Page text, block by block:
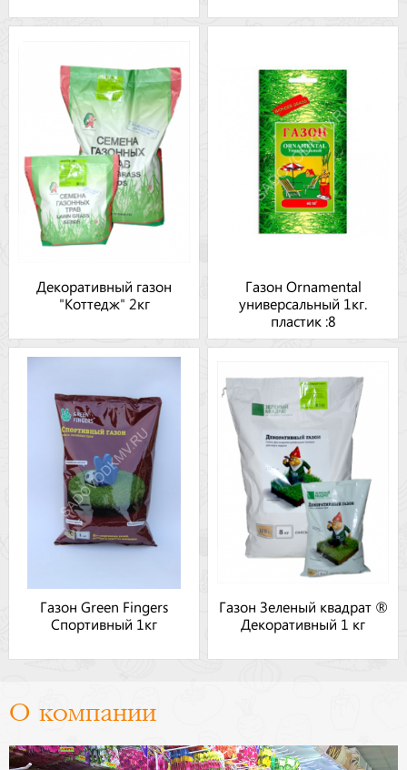
Декоративный газон
"Коттедж" 2кг
Газон Ornamental
универсальный 1кг.
пластик :8
Газон Green Fingers
Спортивный 1кг
Газон Зеленый квадрат ®
Декоративный 1 кг
О компании